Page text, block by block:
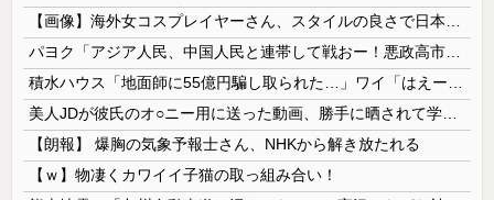
【朗報】 爆胸の気象予報士さん、NHKから解き放たれる
【ｗ】物凄くカワイイ子猫の取っ組み合い！